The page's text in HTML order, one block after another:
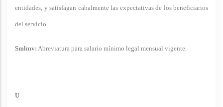
entidades, y satisfagan cabalmente las expectativas de los beneficiarios
del servicio.
Smlmv: Abreviatura para salario mínimo legal mensual vigente.
U